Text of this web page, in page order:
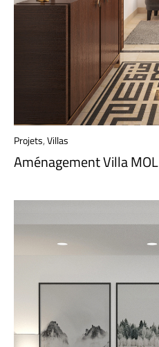
Projets,Villas
Aménagement Villa MOL